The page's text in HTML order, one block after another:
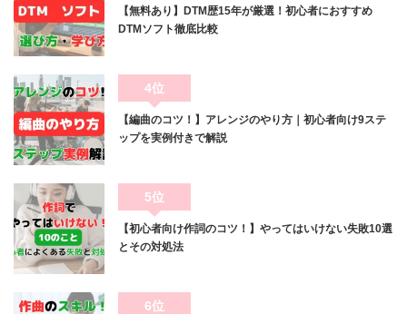
【無料あり】DTM歴15年が厳選！初心者におすすめ
DTMソフト徹底比較
4位
【編曲のコツ！】アレンジのやり方｜初心者向け9ステ
ップを実例付きで解説
5位
【初心者向け作詞のコツ！】やってはいけない失敗10選
とその対処法
6位